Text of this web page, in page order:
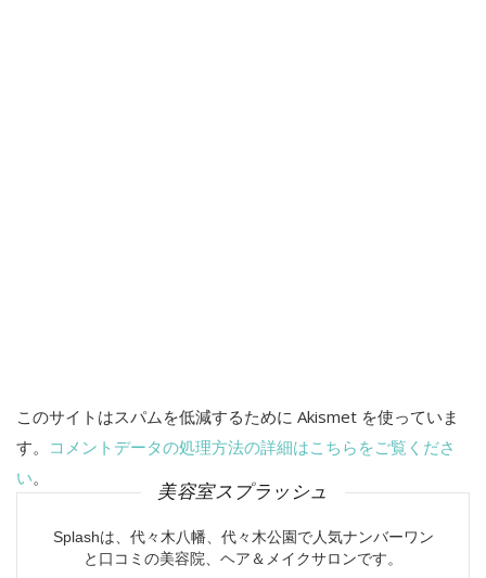
このサイトはスパムを低減するために Akismet を使っていま
す。 コメントデータの処理方法の詳細はこちらをご覧くださ
い。
美容室スプラッシュ
Splashは、代々木八幡、代々木公園で人気ナンバーワン
と口コミの美容院、ヘア＆メイクサロンです。